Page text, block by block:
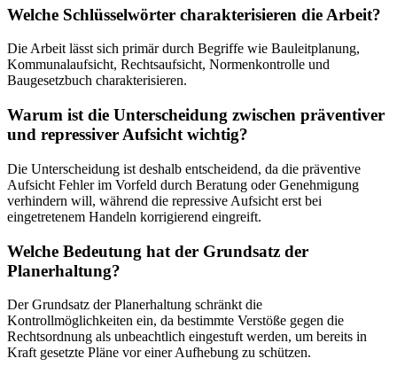
Welche Schlüsselwörter charakterisieren die Arbeit?
Die Arbeit lässt sich primär durch Begriffe wie Bauleitplanung,
Kommunalaufsicht, Rechtsaufsicht, Normenkontrolle und
Baugesetzbuch charakterisieren.
Warum ist die Unterscheidung zwischen präventiver
und repressiver Aufsicht wichtig?
Die Unterscheidung ist deshalb entscheidend, da die präventive
Aufsicht Fehler im Vorfeld durch Beratung oder Genehmigung
verhindern will, während die repressive Aufsicht erst bei
eingetretenem Handeln korrigierend eingreift.
Welche Bedeutung hat der Grundsatz der
Planerhaltung?
Der Grundsatz der Planerhaltung schränkt die
Kontrollmöglichkeiten ein, da bestimmte Verstöße gegen die
Rechtsordnung als unbeachtlich eingestuft werden, um bereits in
Kraft gesetzte Pläne vor einer Aufhebung zu schützen.